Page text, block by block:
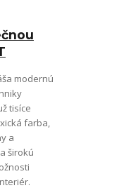
modernú
tisíce
farba,
a
širokú